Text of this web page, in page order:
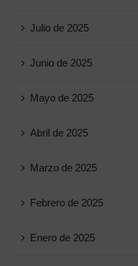
Julio de 2025
Junio ​​de 2025
Mayo de 2025
Abril de 2025
Marzo de 2025
Febrero de 2025
Enero de 2025